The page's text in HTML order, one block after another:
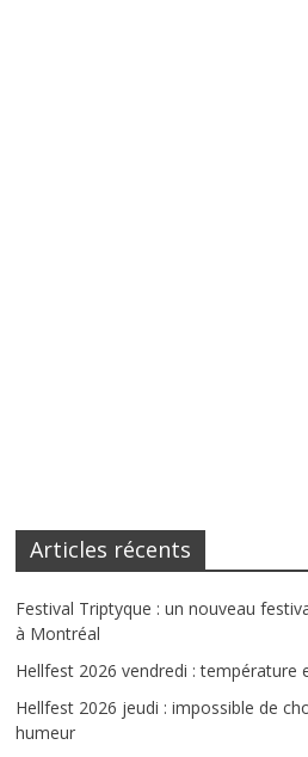
Articles récents
Festival Triptyque : un nouveau
à Montréal
Hellfest 2026 vendredi : température
Hellfest 2026 jeudi : impossible de
humeur